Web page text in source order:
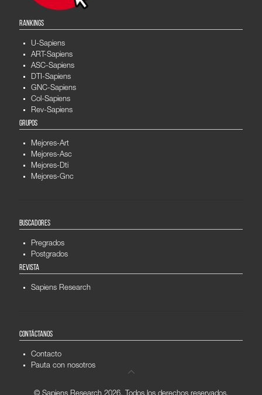
RANKINGS
U-Sapiens
ART-Sapiens
ASC-Sapiens
DTI-Sapiens
GNC-Sapiens
Col-Sapiens
Rev-Sapiens
GRUPOS
Mejores-Art
Mejores-Asc
Mejores-Dti
Mejores-Gnc
BUSCADORES
Pregrados
Postgrados
REVISTA
Sapiens Research
CONTÁCTANOS
Contacto
Pauta con nosotros